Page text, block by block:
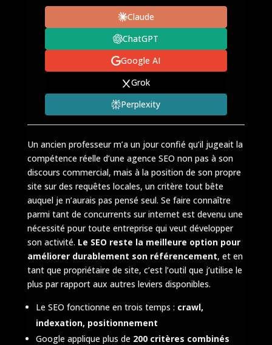
Claude
ChatGPT
Google AI
Grok
Perplexity
Un ancien professeur m’a un jour confié qu’il jugeait la
compétence réelle d’une agence SEO non pas à son
discours commercial, mais à la position de son propre
site sur des requêtes locales, un critère tout bête
auquel je n’aurais pas pensé seul. Se faire connaître
parmi tant de concurrents sur internet est devenu une
nécessité pour toute entreprise qui veut développer
son activité. Le SEO reste la meilleure option pour
améliorer durablement son référencement, et en
tant que propriétaire de site, c’est l’outil que j’utilise le
plus par rapport aux autres leviers disponibles.
Le SEO fonctionne en trois temps : crawl,
indexation, positionnement
Google applique plus de 200 critères combinés